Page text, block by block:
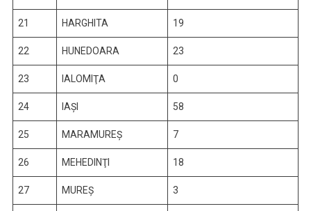
21 HARGHITA 19
22 HUNEDOARA 23
23 IALOMIŢA 0
24 IAŞI 58
25 MARAMUREŞ 7
26 MEHEDINŢI 18
27 MUREŞ 3